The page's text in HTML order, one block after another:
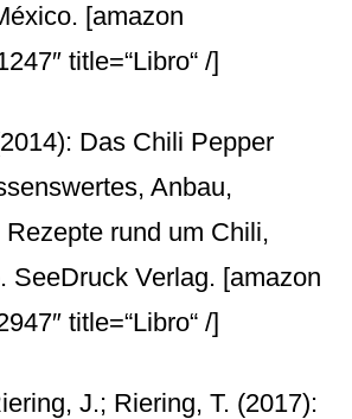
[amazon
title=“Libro“ /]
Das Chili Pepper
Anbau,
rund um Chili,
SeeDruck Verlag. [amazon
title=“Libro“ /]
J.; Riering, T. (2017):